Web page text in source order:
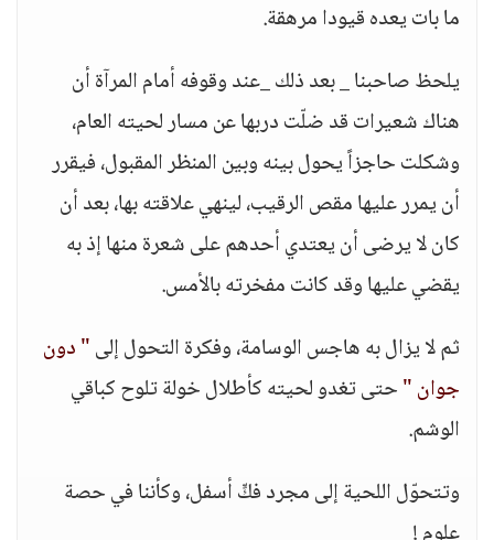
ما بات يعده قيودا مرهقة.
يلحظ صاحبنا _ بعد ذلك _عند وقوفه أمام المرآة أن
هناك شعيرات قد ضلّت دربها عن مسار لحيته العام،
وشكلت حاجزاً يحول بينه وبين المنظر المقبول، فيقرر
أن يمرر عليها مقص الرقيب، لينهي علاقته بها، بعد أن
كان لا يرضى أن يعتدي أحدهم على شعرة منها إذ به
يقضي عليها وقد كانت مفخرته بالأمس.
ثم لا يزال به هاجس الوسامة، وفكرة التحول إلى" دون
جوان "حتى تغدو لحيته كأطلال خولة تلوح كباقي
الوشم.
وتتحوّل اللحية إلى مجرد فكٍّ أسفل، وكأننا في حصة